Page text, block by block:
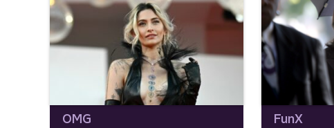
OMG
FunX